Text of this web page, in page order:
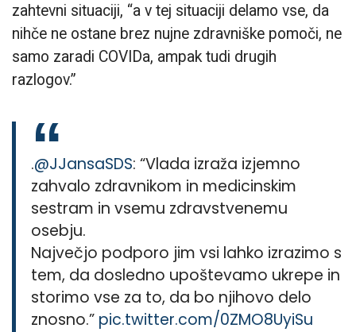
zahtevni situaciji, “a v tej situaciji delamo vse, da
nihče ne ostane brez nujne zdravniške pomoči, ne
samo zaradi COVIDa, ampak tudi drugih
razlogov.”
.@JJansaSDS: “Vlada izraža izjemno
zahvalo zdravnikom in medicinskim
sestram in vsemu zdravstvenemu
osebju.
Največjo podporo jim vsi lahko izrazimo s
tem, da dosledno upoštevamo ukrepe in
storimo vse za to, da bo njihovo delo
znosno.” pic.twitter.com/0ZMO8UyiSu